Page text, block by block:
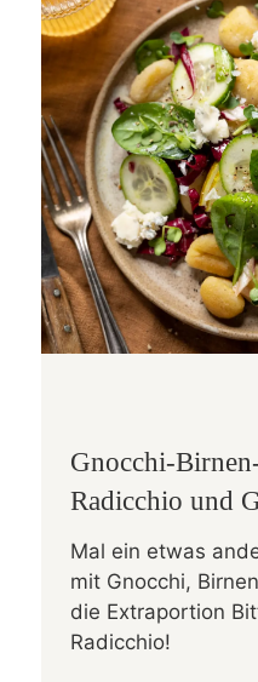
Gnocchi-
Radicchio und
Mal ein etwas
mit Gnocchi,
die Extraportion
Radicchio!